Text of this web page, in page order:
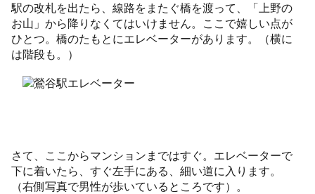
駅の改札を出たら、線路をまたぐ橋を渡って、「上野の
お山」から降りなくてはいけません。ここで嬉しい点が
ひとつ。橋のたもとにエレベーターがあります。（横に
は階段も。）
さて、ここからマンションまではすぐ。エレベーターで
下に着いたら、すぐ左手にある、細い道に入ります。
（右側写真で男性が歩いているところです）。